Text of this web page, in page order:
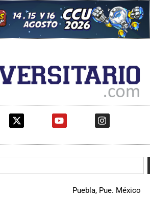
Puebla, Pue. México